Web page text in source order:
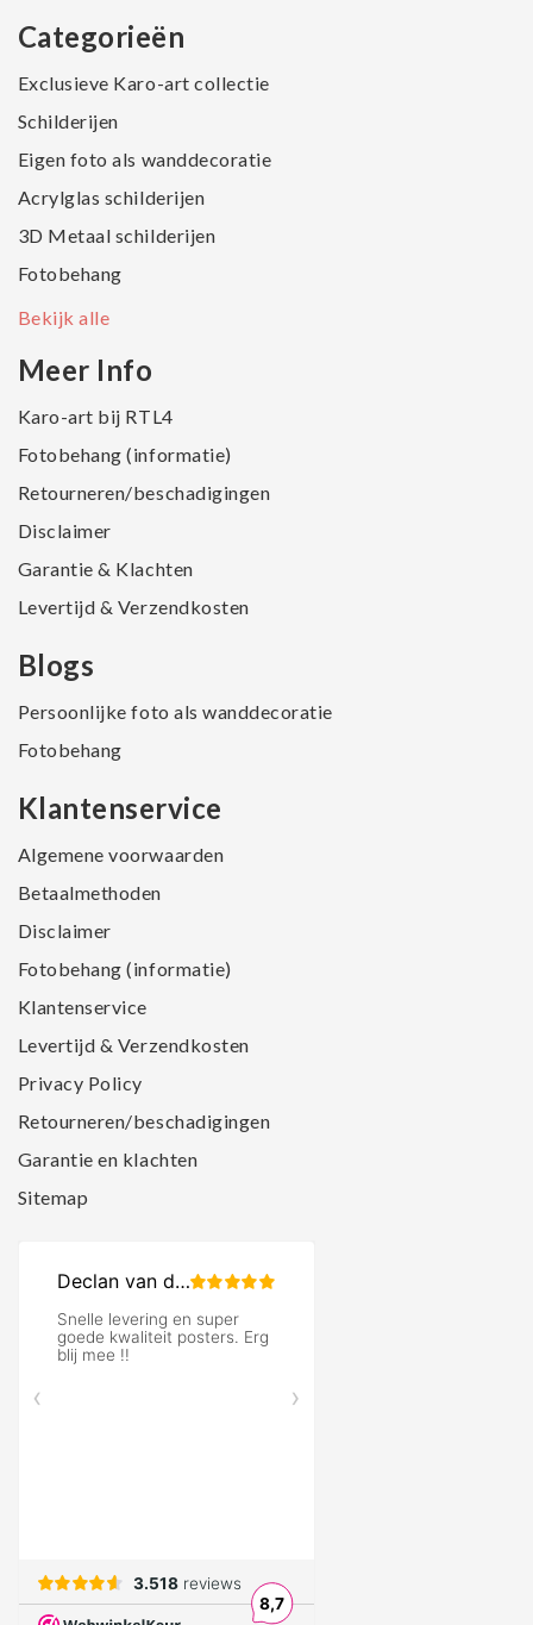
Categorieën
Exclusieve Karo-art collectie
Schilderijen
Eigen foto als wanddecoratie
Acrylglas schilderijen
3D Metaal schilderijen
Fotobehang
Bekijk alle
Meer Info
Karo-art bij RTL4
Fotobehang (informatie)
Retourneren/beschadigingen
Disclaimer
Garantie & Klachten
Levertijd & Verzendkosten
Blogs
Persoonlijke foto als wanddecoratie
Fotobehang
Klantenservice
Algemene voorwaarden
Betaalmethoden
Disclaimer
Fotobehang (informatie)
Klantenservice
Levertijd & Verzendkosten
Privacy Policy
Retourneren/beschadigingen
Garantie en klachten
Sitemap